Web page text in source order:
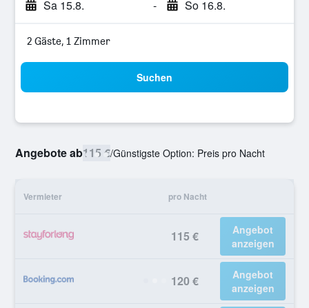
Sa 15.8. - So 16.8.
2 Gäste, 1 Zimmer
Suchen
Angebote ab115 €/Günstigste Option: Preis pro Nacht
Vermieter pro Nacht
115 €
Angebot
anzeigen
120 €
Angebot
anzeigen